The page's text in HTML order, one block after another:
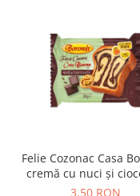
Faina Profesionala
Fursecuri vrac
Congelate brutarie
Cozonac Wine
Vinuri Casa Isarescu
Felie Cozonac Casa
cremă cu nuci și
80g
3,50 RON